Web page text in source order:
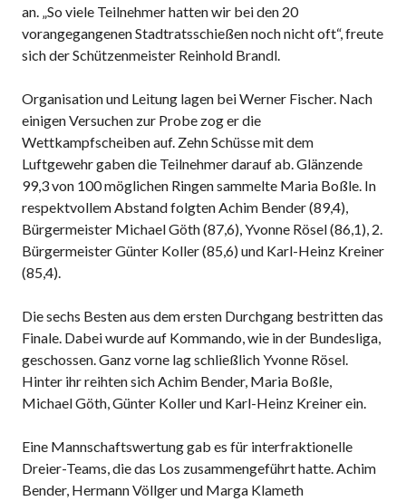
an. „So viele Teilnehmer hatten wir bei den 20
vorangegangenen Stadtratsschießen noch nicht oft“, freute
sich der Schützenmeister Reinhold Brandl.
Organisation und Leitung lagen bei Werner Fischer. Nach
einigen Versuchen zur Probe zog er die
Wettkampfscheiben auf. Zehn Schüsse mit dem
Luftgewehr gaben die Teilnehmer darauf ab. Glänzende
99,3 von 100 möglichen Ringen sammelte Maria Boßle. In
respektvollem Abstand folgten Achim Bender (89,4),
Bürgermeister Michael Göth (87,6), Yvonne Rösel (86,1), 2.
Bürgermeister Günter Koller (85,6) und Karl-Heinz Kreiner
(85,4).
Die sechs Besten aus dem ersten Durchgang bestritten das
Finale. Dabei wurde auf Kommando, wie in der Bundesliga,
geschossen. Ganz vorne lag schließlich Yvonne Rösel.
Hinter ihr reihten sich Achim Bender, Maria Boßle,
Michael Göth, Günter Koller und Karl-Heinz Kreiner ein.
Eine Mannschaftswertung gab es für interfraktionelle
Dreier-Teams, die das Los zusammengeführt hatte. Achim
Bender, Hermann Völlger und Marga Klameth